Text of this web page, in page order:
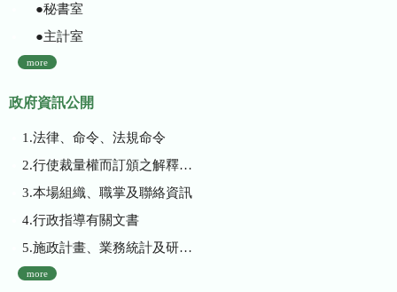
●秘書室
●主計室
more
政府資訊公開
1.法律、命令、法規命令
2.行使裁量權而訂頒之解釋性規定及裁量基準
3.本場組織、職掌及聯絡資訊
4.行政指導有關文書
5.施政計畫、業務統計及研究報告
more